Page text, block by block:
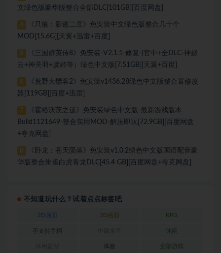
文绿色版豪华版整合全部DLC[101GB][百度网盘]
4
《只狼：影逝二度》免安装中文绿色版整合几十个
MOD[15.6G][天翼+迅雷+百度]
5
《三国群英传8》免安装-V2.1.1-修复-(官中+全DLC-神赵
云+神关羽+虞姬等）绿色中文版[7.51GB][天翼+百度]
6
《荒野大镖客2》免安装v1436.28绿色中文版整合置修改
器[119GB][百度+迅雷]
7
《霍格沃茨之遗》免安装绿色中文版-最新游戏版本
Build1121649-整合实用MOD-解压即玩[72.9GB][百度网盘
+夸克网盘]
8
《卧龙：苍天陨落》免安装v1.0.2绿色中文版国语配音豪
华版整合朱雀白虎青龙DLC[45.4 GB][百度网盘+夸克网盘]
不知道玩什么？试着点点标签吧
2D画面 3D画面 RPG
不支持手柄 休闲
体验 全部游戏